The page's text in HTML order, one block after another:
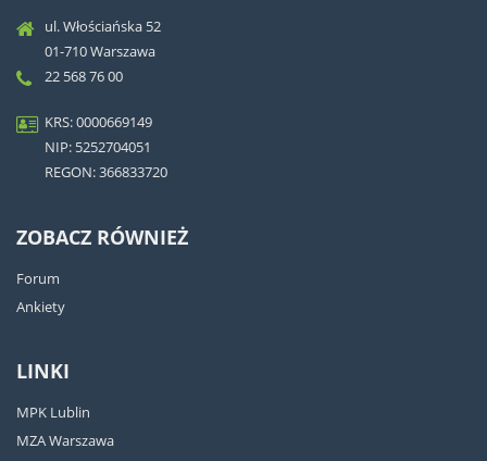
ul. Włościańska 52
01-710 Warszawa
22 568 76 00
KRS: 0000669149
NIP: 5252704051
REGON: 366833720
ZOBACZ RÓWNIEŻ
Forum
Ankiety
LINKI
MPK Lublin
MZA Warszawa